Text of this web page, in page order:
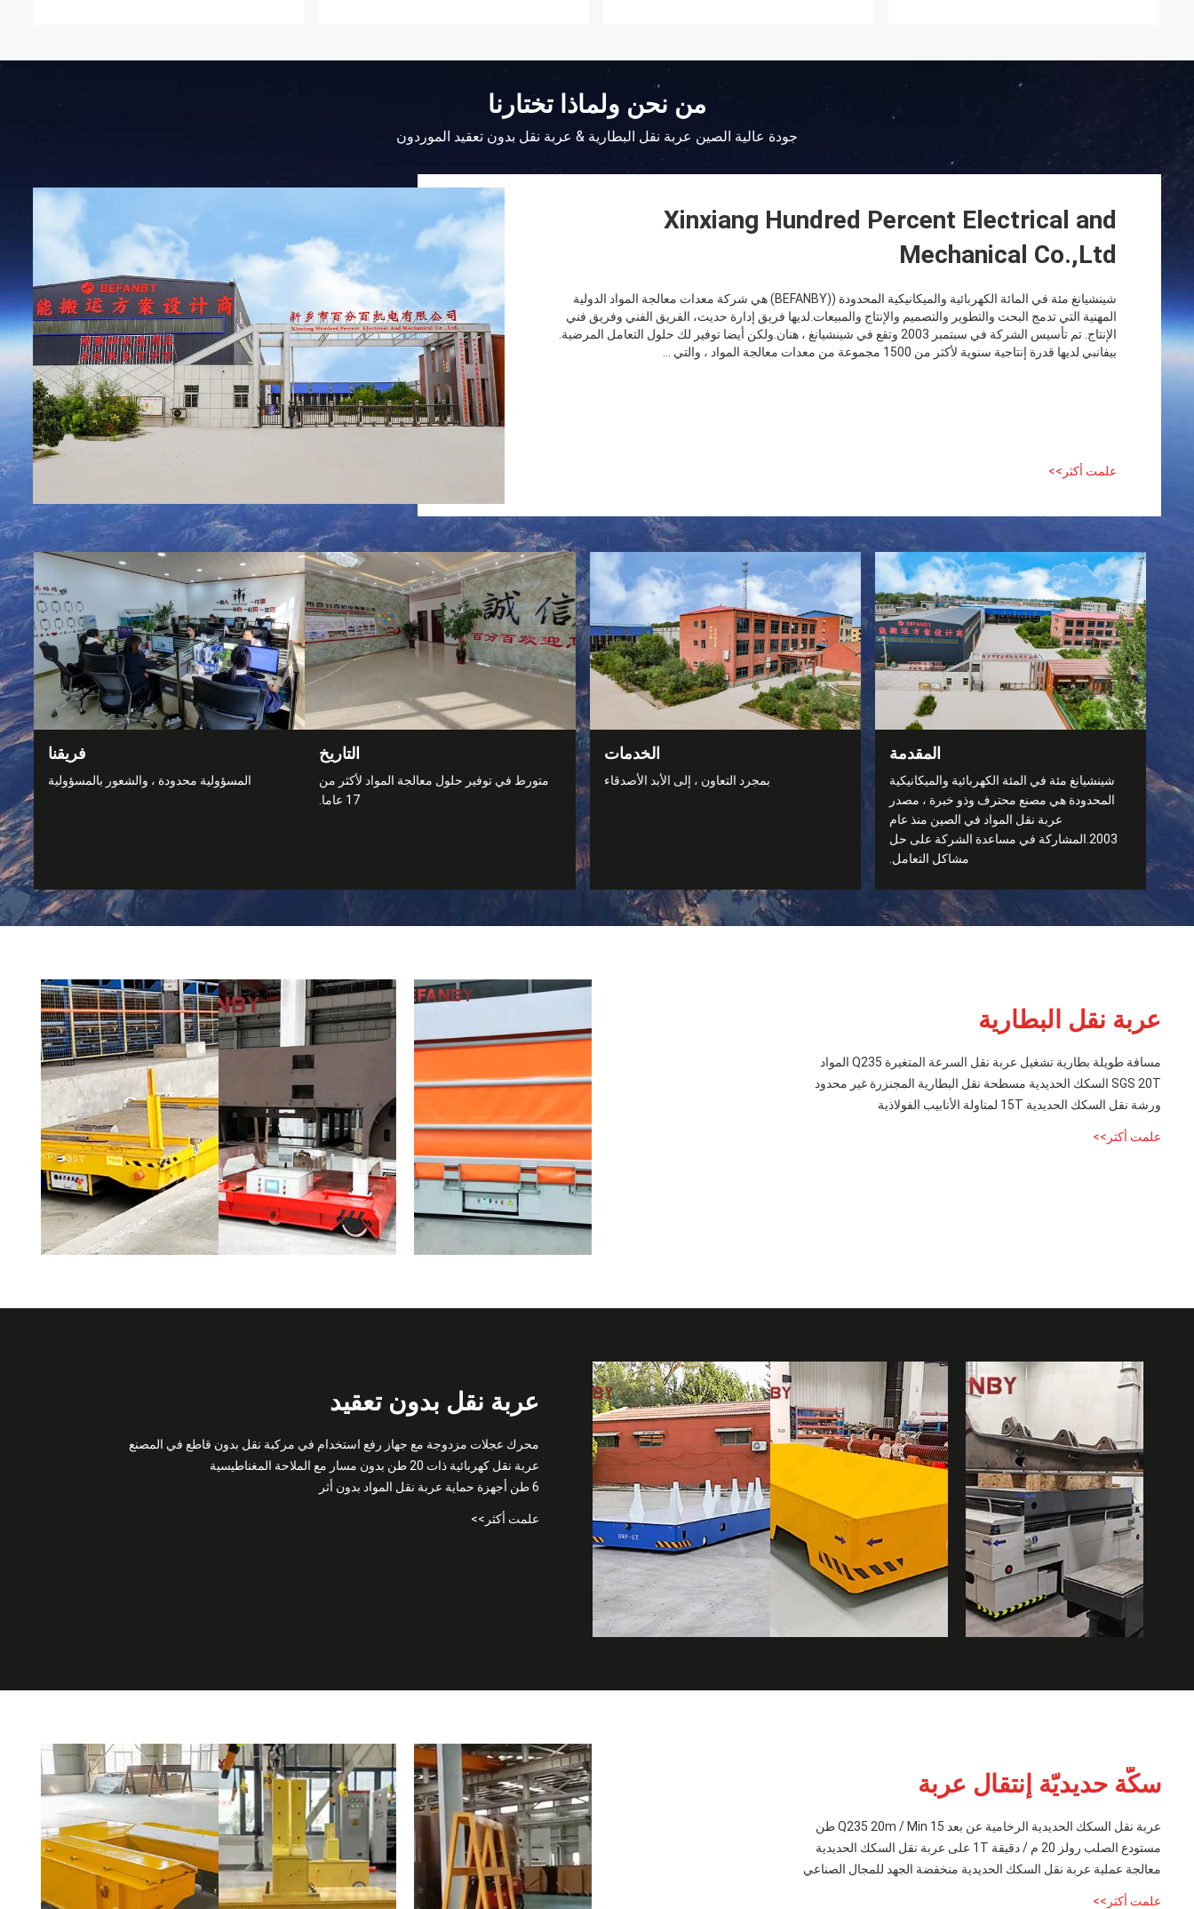
من نحن ولماذا تختارنا
جودة عالية الصين عربة نقل البطارية & عربة نقل بدون تعقيد الموردون
Xinxiang Hundred Percent Electrical and
Mechanical Co.,Ltd
شينشيانغ مئة في المائة الكهربائية والميكانيكية المحدودة ((BEFANBY) هي شركة معدات معالجة المواد الدولية
المهنية التي تدمج البحث والتطوير والتصميم والإنتاج والمبيعات.لديها فريق إدارة حديث، الفريق الفني وفريق فني
الإنتاج. تم تأسيس الشركة في سبتمبر 2003 وتقع في شينشيانغ ، هنان.ولكن أيضا توفير لك حلول التعامل المرضية.
بيفانبي لديها قدرة إنتاجية سنوية لأكثر من 1500 مجموعة من معدات معالجة المواد ، والتي ...
علمت أكثر>>
المقدمة
شينشيانغ مئة في المئة الكهربائية والميكانيكية
المحدودة هي مصنع محترف وذو خبرة ، مصدر
عربة نقل المواد في الصين منذ عام
2003.المشاركة في مساعدة الشركة على حل
مشاكل التعامل.
الخدمات
بمجرد التعاون ، إلى الأبد الأصدقاء
التاريخ
متورط في توفير حلول معالجة المواد لأكثر من
17 عاما.
فريقنا
المسؤولية محدودة ، والشعور بالمسؤولية
عربة نقل البطارية
مسافة طويلة بطارية تشغيل عربة نقل السرعة المتغيرة Q235 المواد
SGS 20T السكك الحديدية مسطحة نقل البطارية المجنزرة غير محدود
ورشة نقل السكك الحديدية 15T لمناولة الأنابيب الفولاذية
علمت أكثر>>
عربة نقل بدون تعقيد
محرك عجلات مزدوجة مع جهاز رفع استخدام في مركبة نقل بدون قاطع في المصنع
عربة نقل كهربائية ذات 20 طن بدون مسار مع الملاحة المغناطيسية
6 طن أجهزة حماية عربة نقل المواد بدون أثر
علمت أكثر>>
سكّة حديديّة إنتقال عربة
عربة نقل السكك الحديدية الرخامية عن بعد Q235 20m / Min 15 طن
مستودع الصلب رولز 20 م / دقيقة 1T على عربة نقل السكك الحديدية
معالجة عملية عربة نقل السكك الحديدية منخفضة الجهد للمجال الصناعي
علمت أكثر>>